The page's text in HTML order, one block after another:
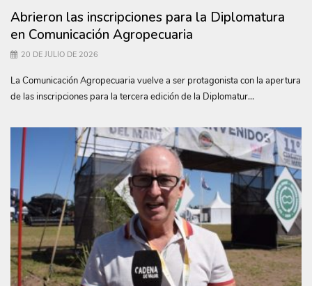
Abrieron las inscripciones para la Diplomatura
en Comunicación Agropecuaria
20 DE JULIO DE 2026
La Comunicación Agropecuaria vuelve a ser protagonista con la apertura
de las inscripciones para la tercera edición de la Diplomatur...